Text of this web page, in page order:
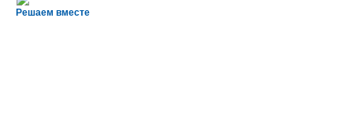
Решаем вместе